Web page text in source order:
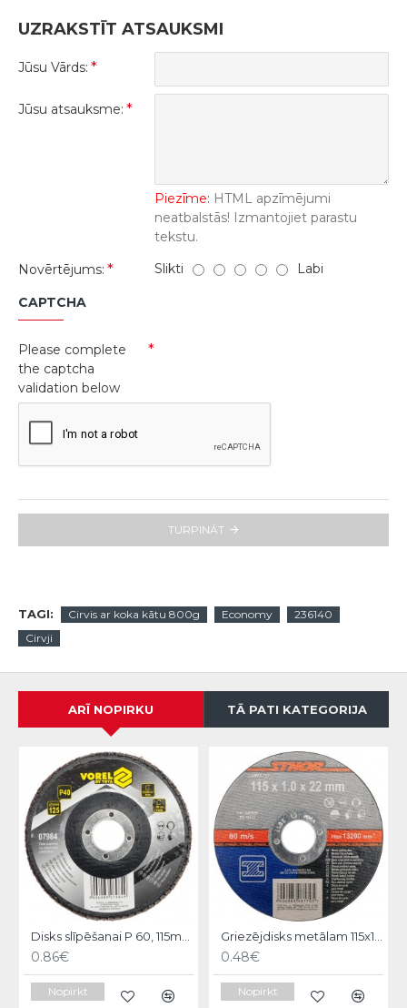
UZRAKSTĪT ATSAUKSMI
Jūsu Vārds:
Jūsu atsauksme:
Piezīme: HTML apzīmējumi
neatbalstās! Izmantojiet parastu
tekstu.
Novērtējums:
Slikti Labi
CAPTCHA
Please complete
the captcha
validation below
TURPINĀT
TAGI: Cirvis ar koka kātu 800g Economy
236140
Cirvji
ARĪ NOPIRKU TĀ PATI KATEGORIJA
Disks slīpēšanai P 60, 115mm Vorel
0.86€
Nopirkt
Griezējdisks metālam 115x1x22mm Stohr
0.48€
Nopirkt